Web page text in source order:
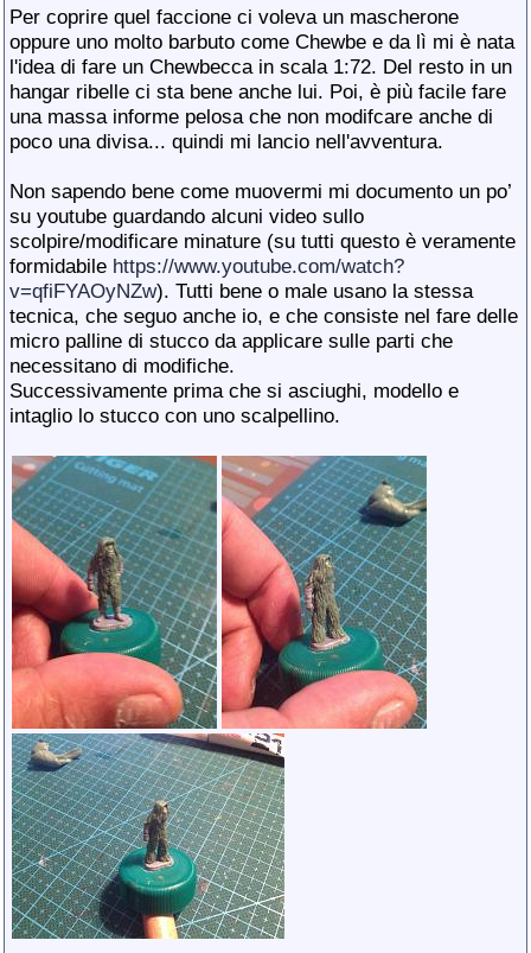
Per coprire quel faccione ci voleva un mascherone
oppure uno molto barbuto come Chewbe e da lì mi è nata
l'idea di fare un Chewbecca in scala 1:72. Del resto in un
hangar ribelle ci sta bene anche lui. Poi, è più facile fare
una massa informe pelosa che non modifcare anche di
poco una divisa... quindi mi lancio nell'avventura.
Non sapendo bene come muovermi mi documento un po’
su youtube guardando alcuni video sullo
scolpire/modificare minature (su tutti questo è veramente
formidabile https://www.youtube.com/watch?
v=qfiFYAOyNZw). Tutti bene o male usano la stessa
tecnica, che seguo anche io, e che consiste nel fare delle
micro palline di stucco da applicare sulle parti che
necessitano di modifiche.
Successivamente prima che si asciughi, modello e
intaglio lo stucco con uno scalpellino.